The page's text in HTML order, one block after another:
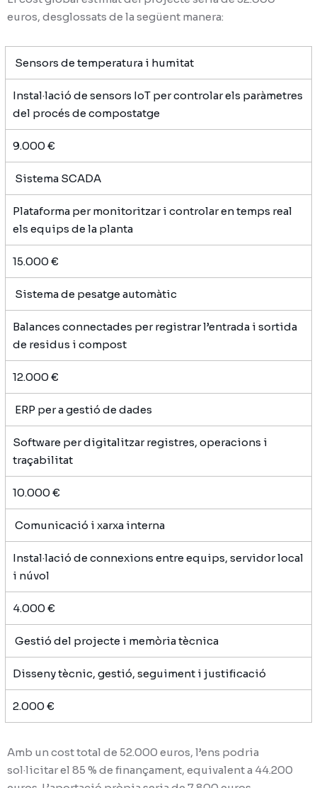
euros, desglossats de la següent manera:
Sensors de temperatura i humitat
Instal·lació de sensors IoT per controlar els paràmetres
del procés de compostatge
9.000 €
Sistema SCADA
Plataforma per monitoritzar i controlar en temps real
els equips de la planta
15.000 €
Sistema de pesatge automàtic
Balances connectades per registrar l’entrada i sortida
de residus i compost
12.000 €
ERP per a gestió de dades
Software per digitalitzar registres, operacions i
traçabilitat
10.000 €
Comunicació i xarxa interna
Instal·lació de connexions entre equips, servidor local
i núvol
4.000 €
Gestió del projecte i memòria tècnica
Disseny tècnic, gestió, seguiment i justificació
2.000 €
Amb un cost total de 52.000 euros, l’ens podria
sol·licitar el 85 % de finançament, equivalent a 44.200